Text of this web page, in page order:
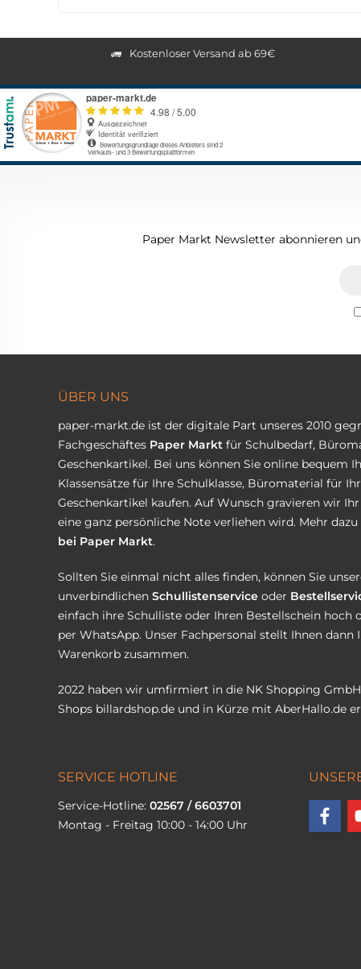
Kostenloser Versand ab 69€
Paper Markt Newsletter abonnieren
ÜBER UNS
paper-markt.de ist der digitale Part unseres 2010
Fachgeschäftes Paper Markt für Schulbedarf,
Geschenkartikel. Bei uns können Sie online bequem
Klassensätze für Ihre Schulklasse, Büromaterial für
Geschenkartikel kaufen. Auf Wunsch gravieren wir
eine ganz persönliche Note verliehen wird. Mehr dazu
bei Paper Markt.
Sollten Sie einmal nicht alles finden, können Sie
unverbindlichen Schullistenservice oder
einfach ihre Schulliste oder Ihren Bestellschein hoch
per WhatsApp. Unser Fachpersonal stellt Ihnen dann
Warenkorb zusammen.
2022 haben wir umfirmiert in die NK Shopping
Shops billardshop.de und in Kürze mit AberHallo.de
SERVICE HOTLINE
Service-Hotline: 02567 / 6603701
Montag - Freitag 10:00 - 14:00 Uhr